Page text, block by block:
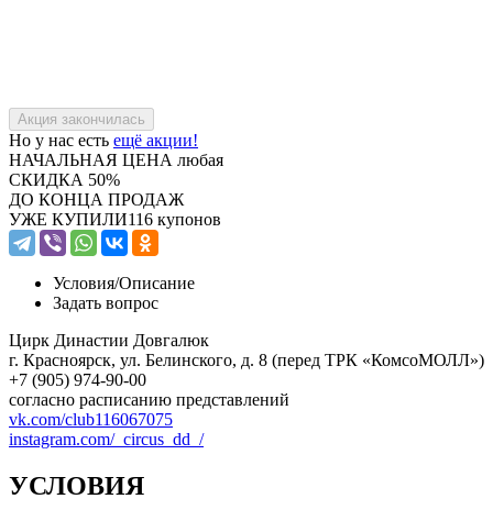
Но у нас есть ещё акции!
НАЧАЛЬНАЯ ЦЕНА любая
СКИДКА 50%
ДО КОНЦА ПРОДАЖ
УЖЕ КУПИЛИ116 купонов
Условия/Описание
Задать вопрос
Цирк Династии Довгалюк
г. Красноярск, ул. Белинского, д. 8 (перед ТРК «КомсоМОЛЛ»)
+7 (905) 974-90-00
согласно расписанию представлений
vk.com/club116067075
instagram.com/_circus_dd_/
УСЛОВИЯ